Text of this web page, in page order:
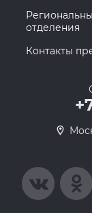
отделения
Контакты